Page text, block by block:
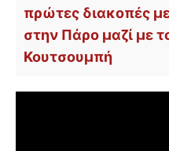
πρώτες διακοπές
στην Πάρο μαζί με
Κουτσουμπή